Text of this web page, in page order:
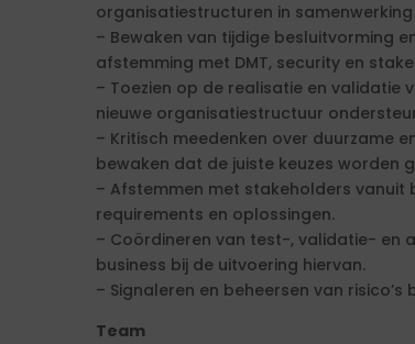
organisatiestructuren in samenwerking
– Bewaken van tijdige besluitvorming
afstemming met DMT, security en
– Toezien op de realisatie en
nieuwe organisatiestructuur
– Kritisch meedenken over duurzame
bewaken dat de juiste keuzes worden
– Afstemmen met stakeholders vanuit
requirements en oplossingen.
– Coördineren van test-, validatie- en
business bij de uitvoering hiervan.
– Signaleren en beheersen van
Team